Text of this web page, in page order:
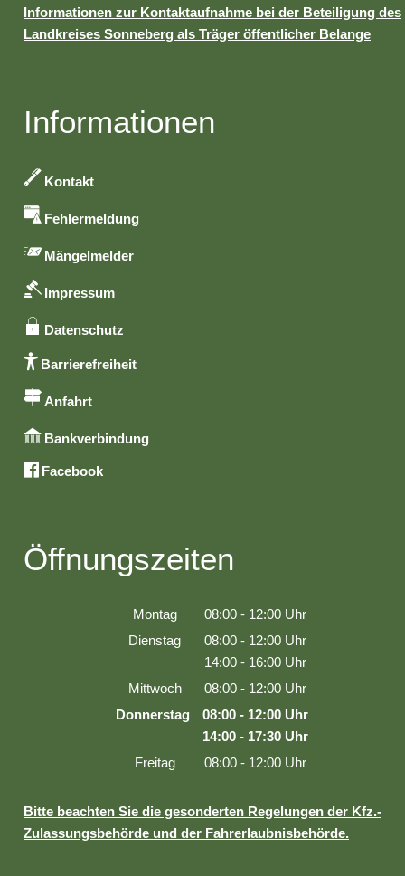
Informationen zur Kontaktaufnahme bei der Beteiligung des
Landkreises Sonneberg als Träger öffentlicher Belange
Informationen
Kontakt
Fehlermeldung
Mängelmelder
Impressum
Datenschutz
Barrierefreiheit
Anfahrt
Bankverbindung
Facebook
Öffnungszeiten
Montag 08:00 - 12:00 Uhr
Von 08:00 bis 12:00 Uhr
Dienstag 08:00 - 12:00 Uhr
Von 08:00 bis 12:00 Uhr
14:00 - 16:00 Uhr
Von 14:00 bis 16:00 Uhr
Mittwoch 08:00 - 12:00 Uhr
Von 08:00 bis 12:00 Uhr
Donnerstag 08:00 - 12:00 Uhr
Von 08:00 bis 12:00 Uhr
14:00 - 17:30 Uhr
Von 14:00 bis 17:30 Uhr
Freitag 08:00 - 12:00 Uhr
Bitte beachten Sie die gesonderten Regelungen der Kfz.-
Zulassungsbehörde und der Fahrerlaubnisbehörde.